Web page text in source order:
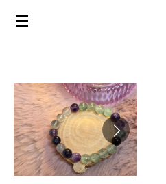
Ga
hoofdinhoud